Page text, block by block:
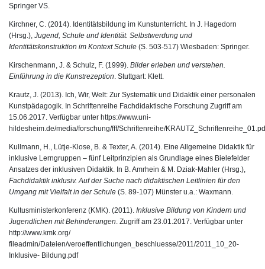
Springer VS.
Kirchner, C. (2014). Identitätsbildung im Kunstunterricht. In J. Hagedorn
(Hrsg.), Jugend, Schule und Identität. Selbstwerdung und
Identitätskonstruktion im Kontext Schule (S. 503-517) Wiesbaden: Springer.
Kirschenmann, J. & Schulz, F. (1999). Bilder erleben und verstehen.
Einführung in die Kunstrezeption. Stuttgart: Klett.
Krautz, J. (2013). Ich, Wir, Welt: Zur Systematik und Didaktik einer personalen
Kunstpädagogik. In Schriftenreihe Fachdidaktische Forschung Zugriff am
15.06.2017. Verfügbar unter https://www.uni-
hildesheim.de/media/forschung/fff/Schriftenreihe/
Kullmann, H., Lütje-Klose, B. & Texter, A. (2014). Eine Allgemeine Didaktik für
inklusive Lerngruppen – fünf Leitprinzipien als Grundlage eines Bielefelder
Ansatzes der inklusiven Didaktik. In B. Amrhein & M. Dziak-Mahler (Hrsg.),
Fachdidaktik inklusiv. Auf der Suche nach didaktischen Leitlinien für den
Umgang mit Vielfalt in der Schule (S. 89-107) Münster u.a.: Waxmann.
Kultusministerkonferenz (KMK). (2011). Inklusive Bildung von Kindern und
Jugendlichen mit Behinderungen. Zugriff am 23.01.2017. Verfügbar unter
http://www.kmk.org/
fileadmin/Dateien/veroeffentlichungen_beschluesse/2011/2011_10_20-
Inklusive- Bildung.pdf